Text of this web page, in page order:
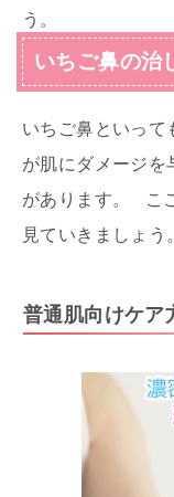
う。
いちご鼻の治
いちご鼻といって
が肌にダメージを
があります。 こ
見ていきましょ
普通肌向けケア